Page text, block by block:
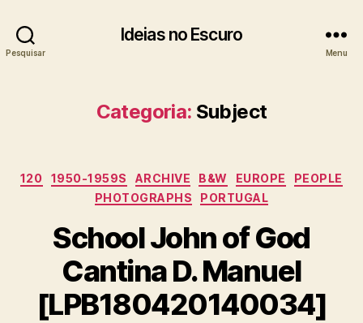
Pesquisar
Ideias no Escuro
Menu
Categoria: Subject
Categorias
120 1950-1959S ARCHIVE B&W EUROPE
PEOPLE
PHOTOGRAPHS
PORTUGAL
School John of God
Cantina D. Manuel
[LPB180420140034]